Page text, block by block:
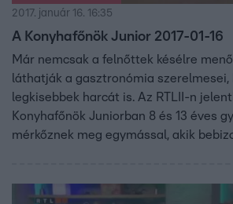
2017. január 16. 16:35
A Konyhafőnök Junior 2017-01-16
Már nemcsak a felnőttek késélre
láthatják a gasztronómia szerelmesei,
legkisebbek harcát is. Az RTLII-n
Konyhafőnök Juniorban 8 és 13 éves
mérkőznek meg egymással, akik
vagyis Fördős Zét, Bernáth Józsefet